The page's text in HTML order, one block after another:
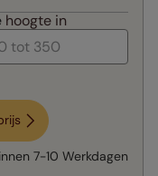
hoogte in
7-10 Werkdagen